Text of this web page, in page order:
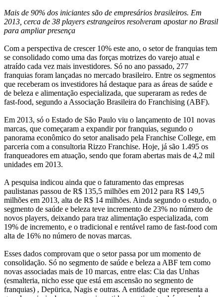
Mais de 90% dos iniciantes são de empresários brasileiros. Em
2013, cerca de 38 players estrangeiros resolveram apostar no Brasil
para ampliar presença
Com a perspectiva de crescer 10% este ano, o setor de franquias tem
se consolidado como uma das forças motrizes do varejo atual e
atraído cada vez mais investidores. Só no ano passado, 277
franquias foram lançadas no mercado brasileiro. Entre os segmentos
que receberam os investidores há destaque para as áreas de saúde e
de beleza e alimentação especializada, que superaram as redes de
fast-food, segundo a Associação Brasileira do Franchising (ABF).
Em 2013, só o Estado de São Paulo viu o lançamento de 101 novas
marcas, que começaram a expandir por franquias, segundo o
panorama econômico do setor analisado pela Franchise College, em
parceria com a consultoria Rizzo Franchise. Hoje, já são 1.495 os
franqueadores em atuação, sendo que foram abertas mais de 4,2 mil
unidades em 2013.
A pesquisa indicou ainda que o faturamento das empresas
paulistanas passou de R$ 135,5 milhões em 2012 para R$ 149,5
milhões em 2013, alta de R$ 14 milhões. Ainda segundo o estudo, o
segmento de saúde e beleza teve incremento de 23% no número de
novos players, deixando para traz alimentação especializada, com
19% de incremento, e o tradicional e rentável ramo de fast-food com
alta de 16% no número de novas marcas.
Esses dados comprovam que o setor passa por um momento de
consolidação. Só no segmento de saúde e beleza a ABF tem como
novas associadas mais de 10 marcas, entre elas: Cia das Unhas
(esmalteria, nicho esse que está em ascensão no segmento de
franquias) , Depürica, Nagis e outras. A entidade que representa a